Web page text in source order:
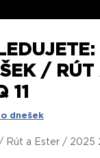
/ RÚT
11
dnešek
Rút a Ester / 2025